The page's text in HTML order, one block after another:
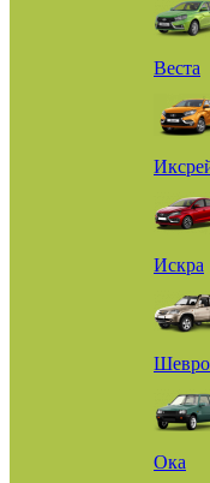
Веста
Искра
Ока